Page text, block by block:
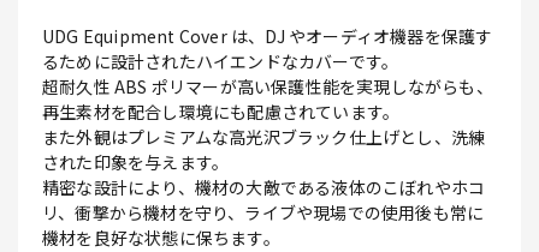
UDG Equipment Cover は、DJ やオーディオ機器を保護す
るために設計されたハイエンドなカバーです。
超耐久性 ABS ポリマーが高い保護性能を実現しながらも、
再生素材を配合し環境にも配慮されています。
また外観はプレミアムな高光沢ブラック仕上げとし、洗練
された印象を与えます。
精密な設計により、機材の大敵である液体のこぼれやホコ
リ、衝撃から機材を守り、ライブや現場での使用後も常に
機材を良好な状態に保ちます。